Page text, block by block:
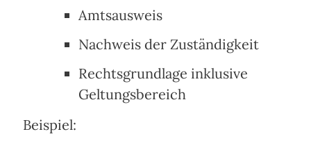
Amtsausweis
Nachweis der Zuständigkeit
Rechtsgrundlage inklusive
Geltungsbereich
Beispiel: